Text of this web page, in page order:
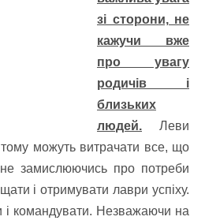
зі сторони, не
кажучи вже
про увагу
родичів і
близьких
людей. Леви
можуть витрачати все, що
замислюючись про потреби
і отримувати лаври успіху.
і командувати. Незважаючи на